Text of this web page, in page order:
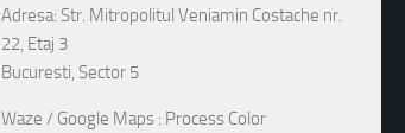
Adresa: Str. Mitropolitul Veniamin Costache nr.
22, Etaj 3
Bucuresti, Sector 5
Waze / Google Maps : Process Color